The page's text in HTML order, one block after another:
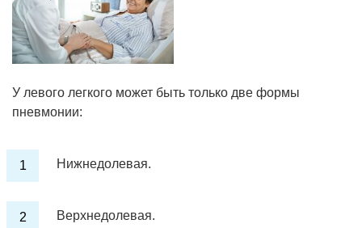
У левого легкого может быть только две формы
пневмонии:
Нижнедолевая.
Верхнедолевая.